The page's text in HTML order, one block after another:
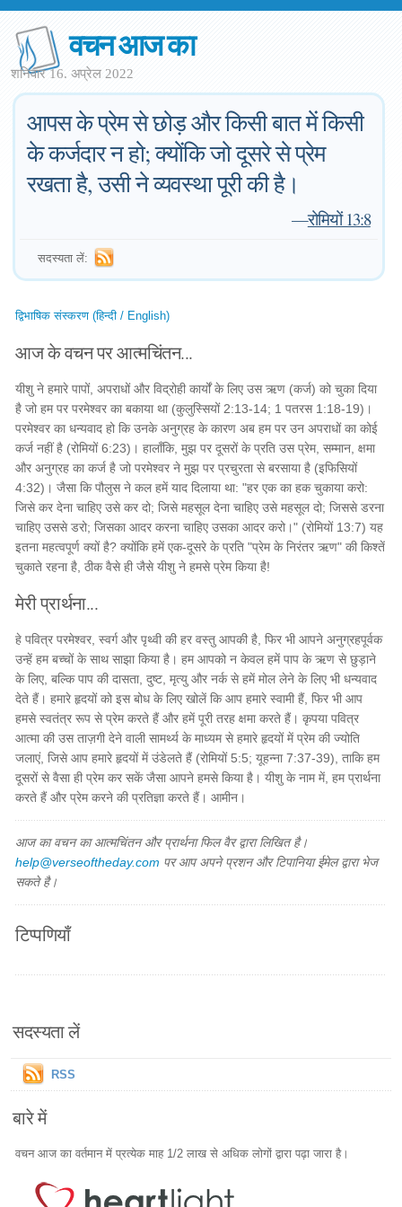
वचन आज का
शनिवार 16. अप्रेल 2022
आपस के प्रेम से छोड़ और किसी बात में किसी
के कर्जदार न हो; क्योंकि जो दूसरे से प्रेम
रखता है, उसी ने व्यवस्था पूरी की है।
—रोमियों 13:8
सदस्यता लें:
द्विभाषिक संस्करण (हिन्दी / English)
आज के वचन पर आत्मचिंतन...
यीशु ने हमारे पापों, अपराधों और विद्रोही कार्यों के लिए उस ऋण (कर्ज) को चुका दिया
है जो हम पर परमेश्वर का बकाया था (कुलुस्सियों 2:13-14; 1 पतरस 1:18-19)।
परमेश्वर का धन्यवाद हो कि उनके अनुग्रह के कारण अब हम पर उन अपराधों का कोई
कर्ज नहीं है (रोमियों 6:23)। हालाँकि, मुझ पर दूसरों के प्रति उस प्रेम, सम्मान, क्षमा
और अनुग्रह का कर्ज है जो परमेश्वर ने मुझ पर प्रचुरता से बरसाया है (इफिसियों
4:32)। जैसा कि पौलुस ने कल हमें याद दिलाया था: "हर एक का हक चुकाया करो:
जिसे कर देना चाहिए उसे कर दो; जिसे महसूल देना चाहिए उसे महसूल दो; जिससे डरना
चाहिए उससे डरो; जिसका आदर करना चाहिए उसका आदर करो।" (रोमियों 13:7) यह
इतना महत्वपूर्ण क्यों है? क्योंकि हमें एक-दूसरे के प्रति "प्रेम के निरंतर ऋण" की किश्तें
चुकाते रहना है, ठीक वैसे ही जैसे यीशु ने हमसे प्रेम किया है!
मेरी प्रार्थना...
हे पवित्र परमेश्वर, स्वर्ग और पृथ्वी की हर वस्तु आपकी है, फिर भी आपने अनुग्रहपूर्वक
उन्हें हम बच्चों के साथ साझा किया है। हम आपको न केवल हमें पाप के ऋण से छुड़ाने
के लिए, बल्कि पाप की दासता, दुष्ट, मृत्यु और नर्क से हमें मोल लेने के लिए भी धन्यवाद
देते हैं। हमारे हृदयों को इस बोध के लिए खोलें कि आप हमारे स्वामी हैं, फिर भी आप
हमसे स्वतंत्र रूप से प्रेम करते हैं और हमें पूरी तरह क्षमा करते हैं। कृपया पवित्र
आत्मा की उस ताज़गी देने वाली सामर्थ्य के माध्यम से हमारे हृदयों में प्रेम की ज्योति
जलाएं, जिसे आप हमारे हृदयों में उंडेलते हैं (रोमियों 5:5; यूहन्ना 7:37-39), ताकि हम
दूसरों से वैसा ही प्रेम कर सकें जैसा आपने हमसे किया है। यीशु के नाम में, हम प्रार्थना
करते हैं और प्रेम करने की प्रतिज्ञा करते हैं। आमीन।
आज का वचन का आत्मचिंतन और प्रार्थना फिल वैर द्वारा लिखित है।
help@verseoftheday.com पर आप अपने प्रशन और टिपानिया ईमेल द्वारा भेज
सकते है।
टिप्पणियाँ
सदस्यता लें
RSS
बारे में
वचन आज का वर्तमान में प्रत्येक माह 1/2 लाख से अधिक लोगों द्वारा पढ़ा जारा है।